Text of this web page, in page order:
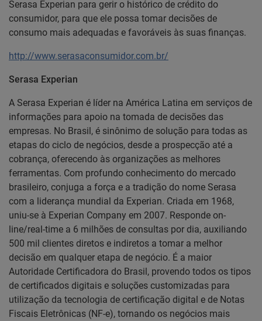
Serasa Experian para gerir o histórico de crédito do
consumidor, para que ele possa tomar decisões de
consumo mais adequadas e favoráveis às suas finanças.
http://www.serasaconsumidor.com.br/
Serasa Experian
A Serasa Experian é líder na América Latina em serviços de
informações para apoio na tomada de decisões das
empresas. No Brasil, é sinônimo de solução para todas as
etapas do ciclo de negócios, desde a prospecção até a
cobrança, oferecendo às organizações as melhores
ferramentas. Com profundo conhecimento do mercado
brasileiro, conjuga a força e a tradição do nome Serasa
com a liderança mundial da Experian. Criada em 1968,
uniu-se à Experian Company em 2007. Responde on-
line/real-time a 6 milhões de consultas por dia, auxiliando
500 mil clientes diretos e indiretos a tomar a melhor
decisão em qualquer etapa de negócio. É a maior
Autoridade Certificadora do Brasil, provendo todos os tipos
de certificados digitais e soluções customizadas para
utilização da tecnologia de certificação digital e de Notas
Fiscais Eletrônicas (NF-e), tornando os negócios mais